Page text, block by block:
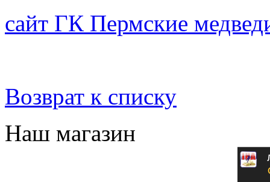
сайт ГК Пермские
Возврат к списку
Наш магазин